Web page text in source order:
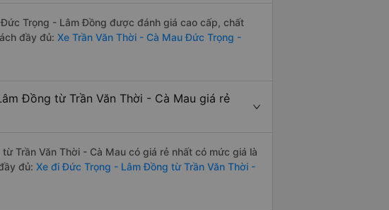
Trọng - Lâm Đồng được đánh giá cao cấp, chất
đầy đủ: Xe Trần Văn Thời - Cà Mau Đức Trọng -
Đồng từ Trần Văn Thời - Cà Mau giá rẻ
Trần Văn Thời - Cà Mau có giá rẻ nhất có mức giá là
đủ: Xe đi Đức Trọng - Lâm Đồng từ Trần Văn Thời -